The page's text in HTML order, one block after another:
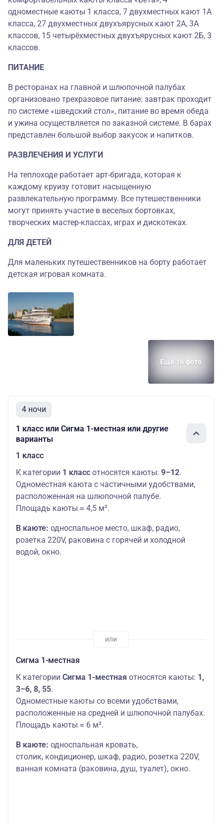
одноместные каюты 1 класса, 7 двухместных кают 1А
класса, 27 двухместных двухъярусных кают 2А, 3А
классов, 15 четырёхместных двухъярусных кают 2Б, 3
классов.
ПИТАНИЕ
В ресторанах на главной и шлюпочной палубах
организовано трехразовое питание: завтрак проходит
по системе «шведский стол», питание во время обеда
и ужина осуществляется по заказной системе. В барах
представлен большой выбор закусок и напитков.
РАЗВЛЕЧЕНИЯ И УСЛУГИ
На теплоходе работает арт-бригада, которая к
каждому круизу готовит насыщенную
развлекательную программу. Все путешественники
могут принять участие в веселых бортовках,
творческих мастер-классах, играх и дискотеках.
ДЛЯ ДЕТЕЙ
Для маленьких путешественников на борту работает
детская игровая комната.
Еще 16 фото
4 ночи
1 класс или Сигма 1-местная или другие
варианты
1 класс
К категории 1 класс относятся каюты: 9–12.
Одноместная каюта с частичными удобствами,
расположенная на шлюпочной палубе.
Площадь каюты ≈ 4,5 м².
В каюте: односпальное место, шкаф, радио,
розетка 220V, раковина с горячей и холодной
водой, окно.
Сигма 1-местная
К категории Сигма 1-местная относятся каюты: 1,
3–6, 8, 55.
Одноместные каюты со всеми удобствами,
расположенные на средней и шлюпочной палубах.
Площадь каюты ≈ 6 м².
В каюте: односпальная кровать,
столик, кондиционер, шкаф, радио, розетка 220V,
ванная комната (раковина, душ, туалет), окно.